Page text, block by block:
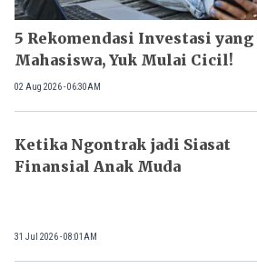
5 Rekomendasi Investasi yang
Mahasiswa, Yuk Mulai Cicil!
02 Aug 2026 - 06:30AM
Ketika Ngontrak jadi Siasat
Finansial Anak Muda
31 Jul 2026 - 08:01AM